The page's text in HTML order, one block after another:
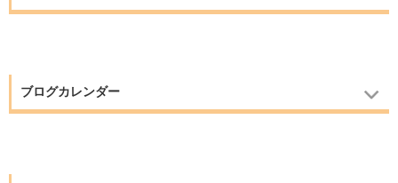
ブログカレンダー